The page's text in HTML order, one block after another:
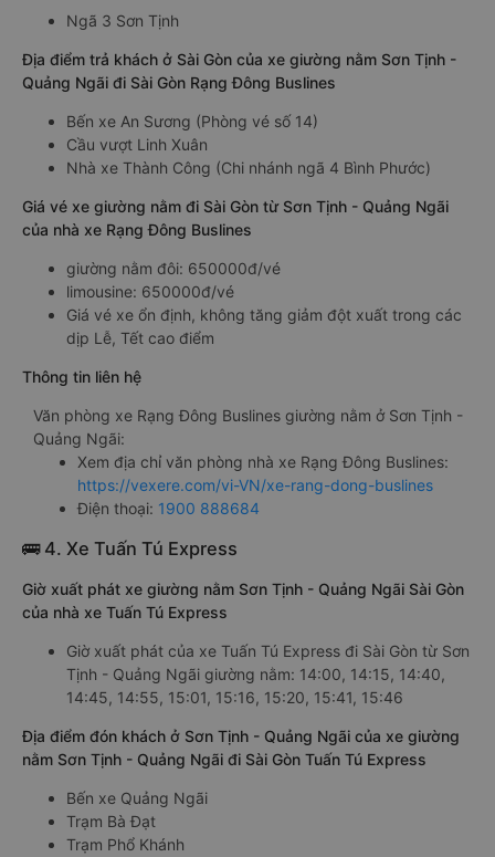
Ngã 3 Sơn Tịnh
Địa điểm trả khách ở Sài Gòn của xe giường nằm Sơn Tịnh -
Quảng Ngãi đi Sài Gòn Rạng Đông Buslines
Bến xe An Sương (Phòng vé số 14)
Cầu vượt Linh Xuân
Nhà xe Thành Công (Chi nhánh ngã 4 Bình Phước)
Giá vé xe giường nằm đi Sài Gòn từ Sơn Tịnh - Quảng Ngãi
của nhà xe Rạng Đông Buslines
giường nằm đôi: 650000đ/vé
limousine: 650000đ/vé
Giá vé xe ổn định, không tăng giảm đột xuất trong các
dịp Lễ, Tết cao điểm
Thông tin liên hệ
Văn phòng xe Rạng Đông Buslines giường nằm ở Sơn Tịnh -
Quảng Ngãi:
Xem địa chỉ văn phòng nhà xe Rạng Đông Buslines:
https://vexere.com/vi-VN/xe-rang-dong-buslines
Điện thoại: 1900 888684
🚌 4. Xe Tuấn Tú Express
Giờ xuất phát xe giường nằm Sơn Tịnh - Quảng Ngãi Sài Gòn
của nhà xe Tuấn Tú Express
Giờ xuất phát của xe Tuấn Tú Express đi Sài Gòn từ Sơn
Tịnh - Quảng Ngãi giường nằm: 14:00, 14:15, 14:40,
14:45, 14:55, 15:01, 15:16, 15:20, 15:41, 15:46
Địa điểm đón khách ở Sơn Tịnh - Quảng Ngãi của xe giường
nằm Sơn Tịnh - Quảng Ngãi đi Sài Gòn Tuấn Tú Express
Bến xe Quảng Ngãi
Trạm Bà Đạt
Trạm Phổ Khánh